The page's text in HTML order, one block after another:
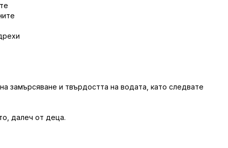
замърсяване и твърдостта на водата, като следвате
далеч от деца.